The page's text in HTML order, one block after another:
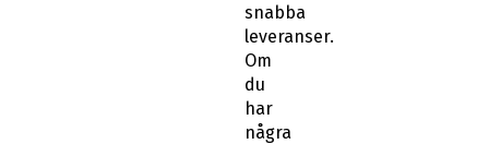
snabba
leveranser.
Om
du
har
några